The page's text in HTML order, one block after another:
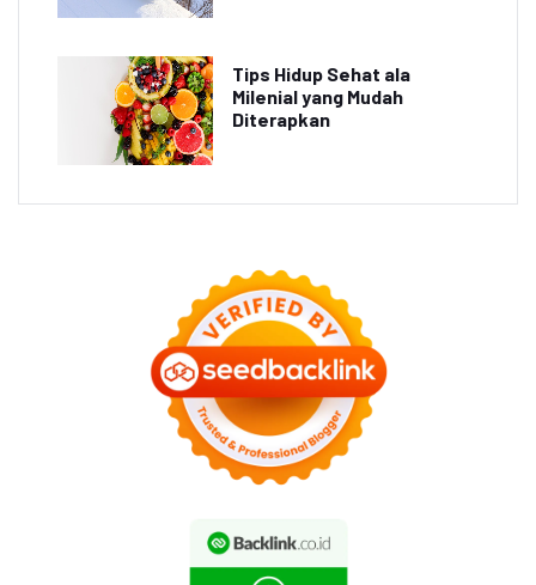
Tips Hidup Sehat ala
Milenial yang Mudah
Diterapkan